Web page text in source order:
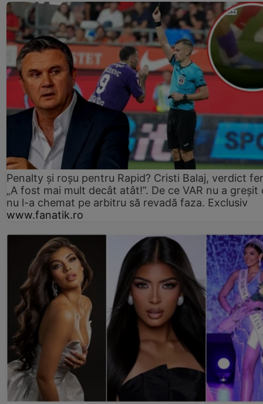
Penalty și roșu pentru Rapid? Cristi Balaj, verdict
„A fost mai mult decât atât!”. De ce VAR nu a greșit
nu l-a chemat pe arbitru să revadă faza. Exclusiv
www.fanatik.ro